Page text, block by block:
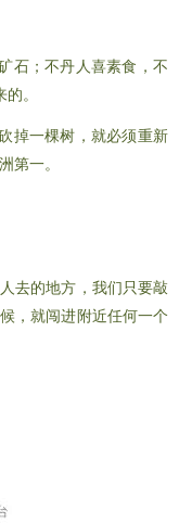
石；不丹人喜素食，不
。
掉一棵树，就必须重新
第一。
去的地方，我们只要敲
，就闯进附近任何一个